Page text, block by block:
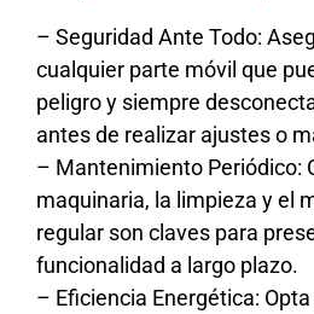
– Seguridad Ante Todo:
cualquier parte móvil que
peligro y siempre
antes de realizar ajustes o
– Mantenimiento Periódico:
maquinaria, la limpieza y el
regular son claves para
funcionalidad a largo plazo.
– Eficiencia Energética: